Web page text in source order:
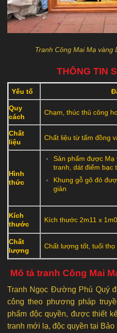
Tranh Công Mai Mạ vàng
THÔNG TIN
Yếu tố
Quy
cách
Chạm, thúc thủ công
Chất
liệu
Chất liệu từ tấm đồng
Hình
thức
Sản phẩm được Mạ
tranh, dát điểm bạc
Khung gỗ gõ đỏ
giản
Kích
thước
Kích thước 2m11 x
Chất
lượng
Chất lượng tốt, tuổi
Mô tả tranh Công Mai
Tranh Ngọc Đường Phú Quý
công theo phương pháp
phẩm độc quyền, được thiết
tranh mới lạ, độc quyền tại Bảo